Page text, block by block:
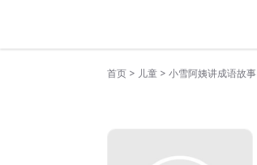
首页 > 儿童 > 小雪阿姨讲成语故事